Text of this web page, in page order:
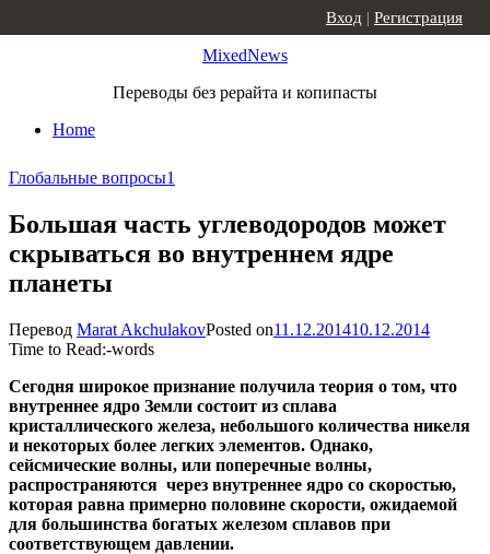
MixedNews
Переводы без рерайта и копипасты
Home
Вход | Регистрация
Глобальные вопросы1
Большая часть углеводородов может
скрываться во внутреннем ядре
планеты
Перевод Marat AkchulakovPosted on11.12.201410.12.2014
Time to Read:-words
Сегодня широкое признание получила теория о том, что
внутреннее ядро Земли состоит из сплава
кристаллического железа, небольшого количества никеля
и некоторых более легких элементов. Однако,
сейсмические волны, или поперечные волны,
распространяются через внутреннее ядро со скоростью,
которая равна примерно половине скорости, ожидаемой
для большинства богатых железом сплавов при
соответствующем давлении.